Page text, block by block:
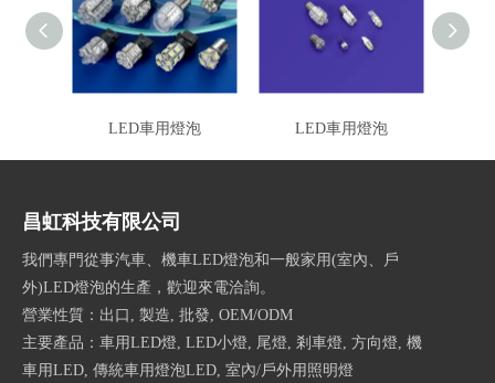
LED車用燈泡 LED車用燈泡
昌虹科技有限公司
我們專門從事汽車、機車LED燈泡和一般家用(室內、戶
外)LED燈泡的生產，歡迎來電洽詢。
營業性質：出口, 製造, 批發, OEM/ODM
主要產品：車用LED燈, LED小燈, 尾燈, 剎車燈, 方向燈, 機
車用LED, 傳統車用燈泡LED, 室內/戶外用照明燈